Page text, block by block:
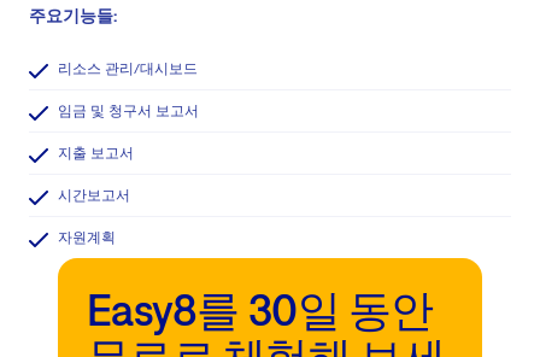
주요기능들:
리소스 관리/대시보드
임금 및 청구서 보고서
지출 보고서
시간보고서
자원계획
Easy8를 30일 동안